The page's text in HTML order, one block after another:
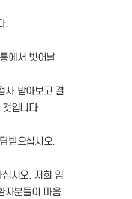
.
에서 벗어날
사 받아보고 결
입니다.
받으십시오.
시오. 저희 임
자분들이 마음